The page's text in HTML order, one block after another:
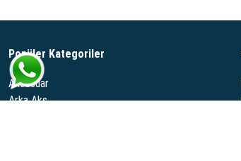
Popüler Kategoriler
Aksesuar
Arka Aks